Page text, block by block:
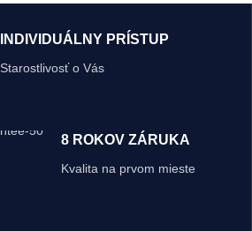
INDIVIDUÁLNY PRÍSTUP
Starostlivosť o Vás
8 ROKOV ZÁRUKA
Kvalita na prvom mieste